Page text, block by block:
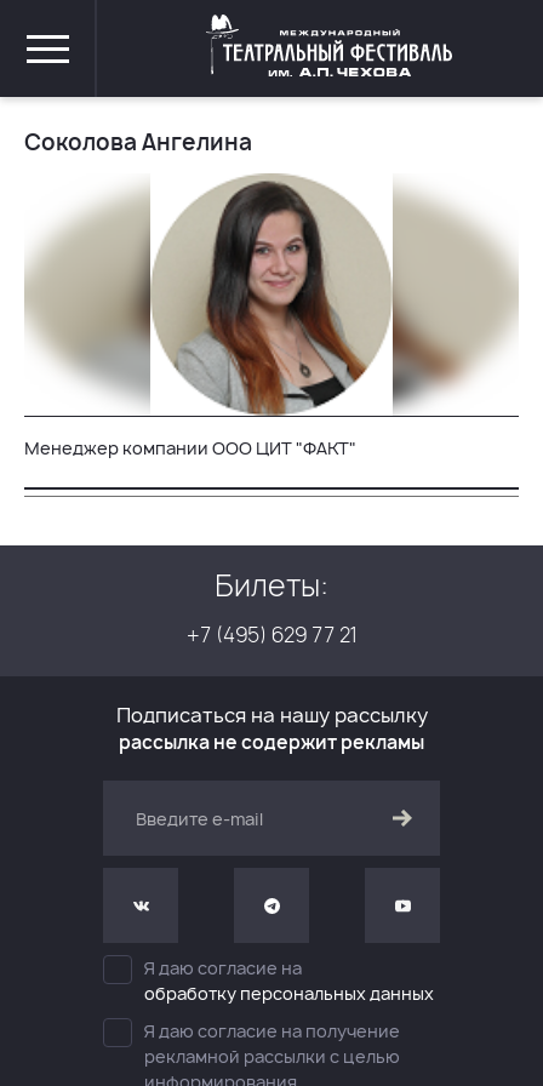
Соколова Ангелина
Менеджер компании ООО ЦИТ "ФАКТ"
Билеты:
+7 (495) 629 77 21
Подписаться на нашу рассылку
рассылка не содержит рекламы
Я даю согласие на
обработку персональных данных
Я даю согласие на получение
рекламной рассылки с целью